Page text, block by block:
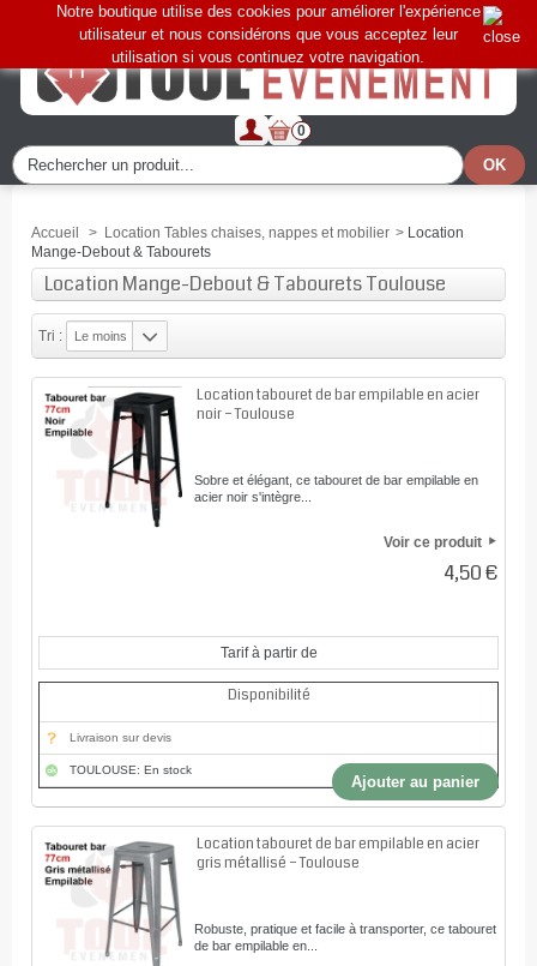
0
Notre boutique utilise des cookies pour améliorer l'expérience
utilisateur et nous considérons que vous acceptez leur
utilisation si vous continuez votre navigation.
Accueil > Location Tables chaises, nappes et mobilier > Location
Mange-Debout & Tabourets
Location Mange-Debout & Tabourets Toulouse
Tri :
Le moins
Location tabouret de bar empilable en acier
noir – Toulouse
Sobre et élégant, ce tabouret de bar empilable en
acier noir s'intègre...
Voir ce produit
4,50 €
Tarif à partir de
Disponibilité
Livraison sur devis
TOULOUSE: En stock
Ajouter au panier
Location tabouret de bar empilable en acier
gris métallisé – Toulouse
Robuste, pratique et facile à transporter, ce tabouret
de bar empilable en...